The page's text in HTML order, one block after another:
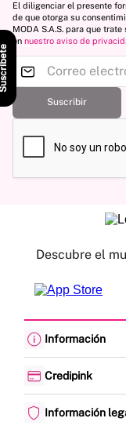
El diligenciar el presente
de que otorga su
MODA S.A.S. para que
en nuestro aviso de
Suscribir
Descubre el
Información
Política de envíos
Centro de Ayuda
Preguntas
Credipink
Paga aquí tu Credi-
Actualización de
Información